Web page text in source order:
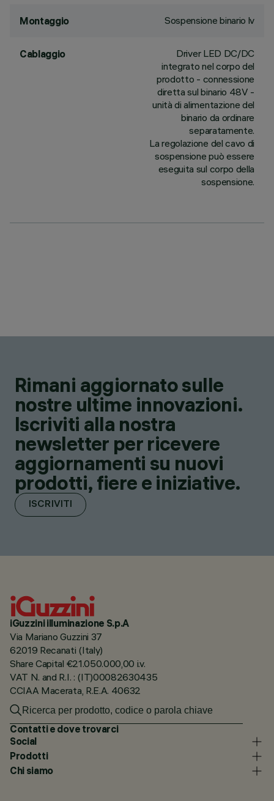
Montaggio Sospensione binario lv
Cablaggio
Driver LED DC/DC
integrato nel corpo del
prodotto - connessione
diretta sul binario 48V -
unità di alimentazione del
binario da ordinare
separatamente.
La regolazione del cavo di
sospensione può essere
eseguita sul corpo della
sospensione.
Rimani aggiornato sulle
nostre ultime innovazioni.
Iscriviti alla nostra
newsletter per ricevere
aggiornamenti su nuovi
prodotti, fiere e iniziative.
ISCRIVITI
iGuzzini illuminazione S.p.A
Via Mariano Guzzini 37
62019 Recanati (Italy)
Share Capital €21.050.000,00 i.v.
VAT N. and R.I. : (IT)00082630435
CCIAA Macerata, R.E.A. 40632
Contatti e dove trovarci
Social
Prodotti
Chi siamo